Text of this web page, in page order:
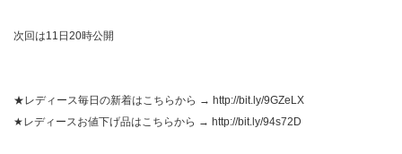
次回は11日20時公開
★レディース毎日の新着はこちらから → http://bit.ly/9GZeLX
★レディースお値下げ品はこちらから → http://bit.ly/94s72D